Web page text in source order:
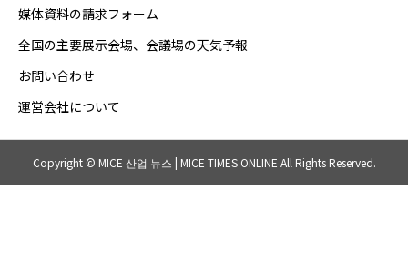
媒体資料の請求フォーム
全国の主要展示会場、会議場の天気予報
お問い合わせ
運営会社について
Copyright © MICE 산업 뉴스 | MICE TIMES ONLINE All Rights Reserved.